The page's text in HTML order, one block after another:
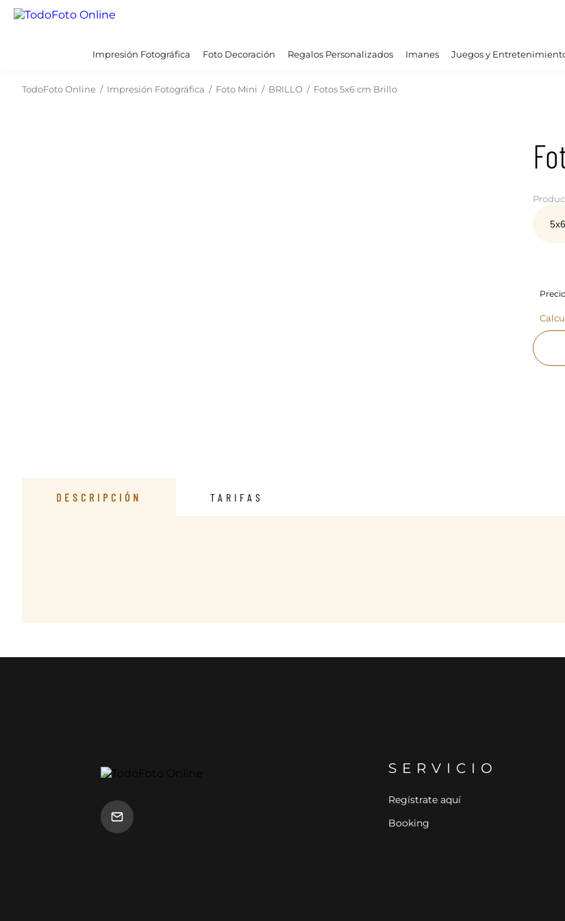
Impresión Fotográfica Foto Decoración Regalos Personalizados Imanes Juegos y
TodoFoto Online / Impresión Fotográfica / Foto Mini / BRILLO / Fotos 5x6 cm Brillo
DESCRIPCIÓN TARIFAS
SERVICIO
Regístrate aquí
Booking